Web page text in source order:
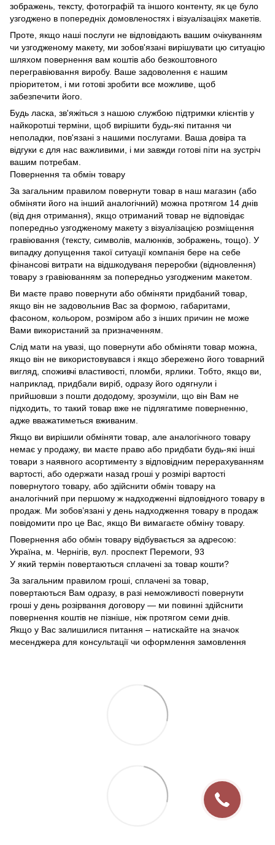
зображень, тексту, фотографій та іншого контенту, як це було
узгоджено в попередніх домовленостях і візуалізаціях макетів.
Проте, якщо наші послуги не відповідають вашим очікуванням
чи узгодженому макету, ми зобов'язані вирішувати цю ситуацію
шляхом повернення вам коштів або безкоштовного
перегравіювання виробу. Ваше задоволення є нашим
пріоритетом, і ми готові зробити все можливе, щоб
забезпечити його.
Будь ласка, зв'яжіться з нашою службою підтримки клієнтів у
найкоротші терміни, щоб вирішити будь-які питання чи
неполадки, пов'язані з нашими послугами. Ваша довіра та
відгуки є для нас важливими, і ми завжди готові піти на зустріч
вашим потребам.
Повернення та обмін товару
За загальним правилом повернути товар в наш магазин (або
обміняти його на інший аналогічний) можна протягом 14 днів
(від дня отримання), якщо отриманий товар не відповідає
попередньо узгодженому макету з візуалізацією розміщення
гравіювання (тексту, символів, малюнків, зображень, тощо). У
випадку допущення такої ситуації компанія бере на себе
фінансові витрати на відшкодуваня переробки (відновлення)
товару з гравіюванням за попередньо узгодженим макетом.
Ви маєте право повернути або обміняти придбаний товар,
якщо він не задовольнив Вас за формою, габаритами,
фасоном, кольором, розміром або з інших причин не може
Вами використаний за призначенням.
Слід мати на увазі, що повернути або обміняти товар можна,
якщо він не використовувався і якщо збережено його товарний
вигляд, споживчі властивості, пломби, ярлики. Тобто, якщо ви,
наприклад, придбали виріб, одразу його одягнули і
прийшовши з пошти дододому, зрозуміли, що він Вам не
підходить, то такий товар вже не підлягатиме поверненню,
адже вважатиметься вживаним.
Якщо ви вирішили обміняти товар, але аналогічного товару
немає у продажу, ви маєте право або придбати будь-які інші
товари з наявного асортименту з відповідним перерахуванням
вартості, або одержати назад гроші у розмірі вартості
повернутого товару, або здійснити обмін товару на
аналогічний при першому ж надходженні відповідного товару в
продаж. Ми зобов’язані у день надходження товару в продаж
повідомити про це Вас, якщо Ви вимагаєте обміну товару.
Повернення або обмін товару відбувається за адресою:
Україна, м. Чернігів, вул. проспект Перемоги, 93
У який термін повертаються сплачені за товар кошти?
За загальним правилом гроші, сплачені за товар,
повертаються Вам одразу, в разі неможливості повернути
гроші у день розірвання договору — ми повинні здійснити
повернення коштів не пізніше, ніж протягом семи днів.
Якщо у Вас залишилися питання – натискайте на значок
месенджера для консультації чи оформлення замовлення